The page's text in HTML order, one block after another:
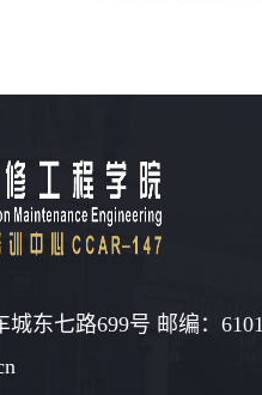
东七路699号 邮编：